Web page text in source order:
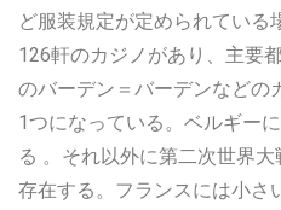
ど服装規定が定められている
126軒のカジノがあり、主要
のバーデン＝バーデンなどの
1つになっている。ベルギー
る 。それ以外に第二次世界
存在する。フランスには小さ